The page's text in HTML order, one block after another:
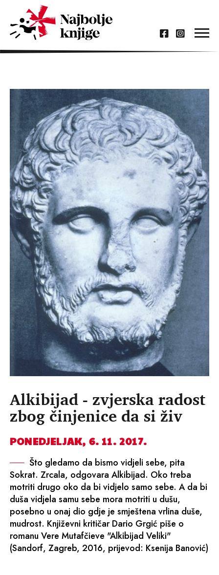
Alkibijad - zvjerska radost
zbog činjenice da si živ
PONEDJELJAK, 6. 11. 2017.
Što gledamo da bismo vidjeli sebe, pita
Sokrat. Zrcala, odgovara Alkibijad. Oko treba
motriti drugo oko da bi vidjelo samo sebe. A da bi
duša vidjela samu sebe mora motriti u dušu,
posebno u onaj dio gdje je smještena vrlina duše,
mudrost. Književni kritičar Dario Grgić piše o
romanu Vere Mutafčieve "Alkibijad Veliki"
(Sandorf, Zagreb, 2016, prijevod: Ksenija Banović)